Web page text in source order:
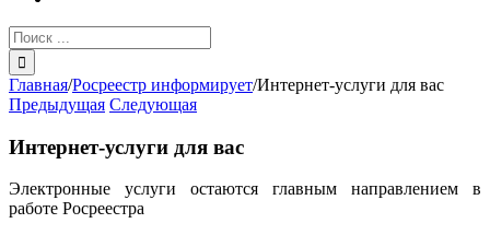
Результат
поиска:
Главная/Росреестр информирует/Интернет-услуги для вас
Предыдущая Следующая
Интернет-услуги для вас
Электронные услуги остаются главным направлением в
работе Росреестра